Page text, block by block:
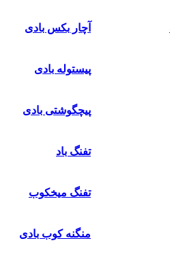
آچار بکس بادی
پیستوله بادی
پیچگوشتی بادی
تفنگ باد
تفنگ میخکوب
منگنه کوب بادی